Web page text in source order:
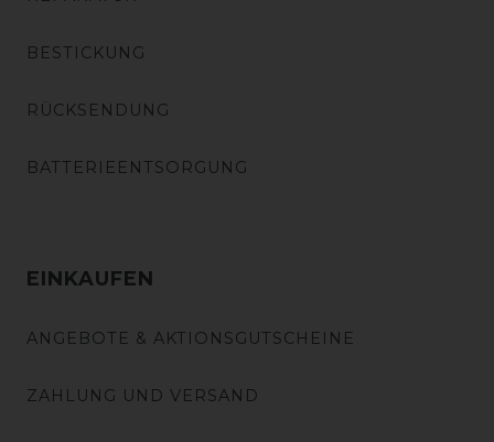
BESTICKUNG
RÜCKSENDUNG
BATTERIEENTSORGUNG
EINKAUFEN
ANGEBOTE & AKTIONSGUTSCHEINE
ZAHLUNG UND VERSAND